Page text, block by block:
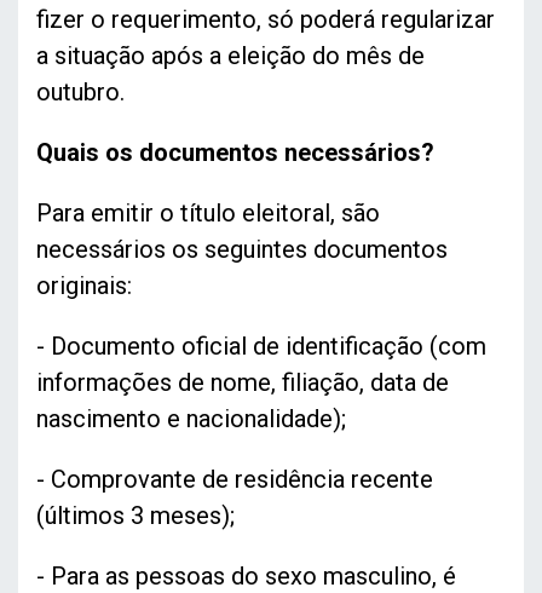
fizer o requerimento, só poderá regularizar
a situação após a eleição do mês de
outubro.
Quais os documentos necessários?
Para emitir o título eleitoral, são
necessários os seguintes documentos
originais:
- Documento oficial de identificação (com
informações de nome, filiação, data de
nascimento e nacionalidade);
- Comprovante de residência recente
(últimos 3 meses);
- Para as pessoas do sexo masculino, é